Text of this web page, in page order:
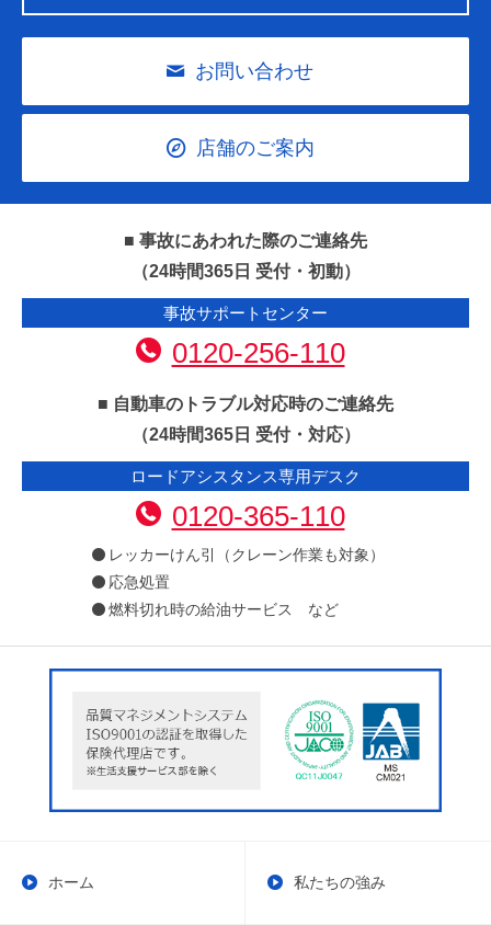
お問い合わせ
店舗のご案内
■ 事故にあわれた際のご連絡先
（24時間365日 受付・初動）
事故サポートセンター
0120-256-110
■ 自動車のトラブル対応時のご連絡先
（24時間365日 受付・対応）
ロードアシスタンス専用デスク
0120-365-110
レッカーけん引（クレーン作業も対象）
応急処置
燃料切れ時の給油サービス など
ホーム 私たちの強み